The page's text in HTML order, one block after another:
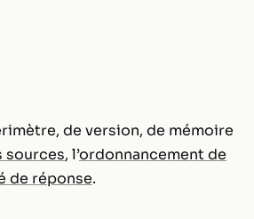
de version, de mémoire
sources, l’ordonnancement de
de réponse.